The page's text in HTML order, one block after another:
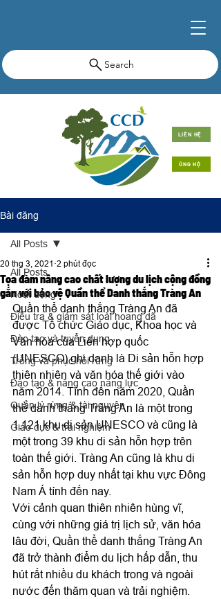
Search
LIÊN HỆ
ỦNG HỘ
Bài đăng
All Posts
Hoạt động
Điều tra & giám sát loài hoang dã
Đào tạo và tuyển dụng
Trồng và phục hồi rừng
Đào tạo & nâng cao năng lực
Quản lý rừng & tài nguyên
Giáo dục & trải nghiệm
All Posts
Tọa đàm nâng cao chất lượng du lịch cộng đồng
gắn với bảo vệ Quần thể Danh thắng Tràng An
20 thg 3, 2021 2 phút đọc
Quần thể danh thắng Tràng An đã
được Tổ chức Giáo dục, Khoa học và
Văn hóa của Liên hợp quốc
(UNESCO) ghi danh là Di sản hỗn hợp
thiên nhiên và văn hóa thế giới vào
năm 2014. Tính đến năm 2020, Quần
thể danh thắng Tràng An là một trong
1.121 khu di sản UNESCO và cũng là
một trong 39 khu di sản hỗn hợp trên
toàn thế giới. Tràng An cũng là khu di
sản hỗn hợp duy nhất tại khu vực Đông
Nam Á tính đến nay.
Với cảnh quan thiên nhiên hùng vĩ,
cùng với những giá trị lịch sử, văn hóa
lâu đời, Quần thể danh thắng Tràng An
đã trở thành điểm du lịch hấp dẫn, thu
hút rất nhiều du khách trong và ngoài
nước đến thăm quan và trải nghiệm.